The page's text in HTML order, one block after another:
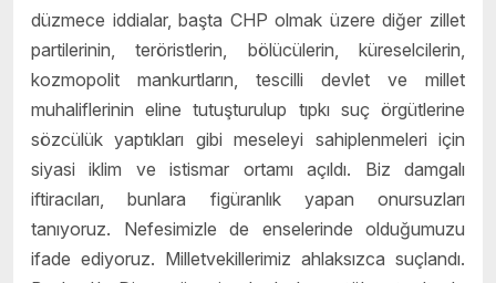
düzmece iddialar, başta CHP olmak üzere diğer zillet
partilerinin, teröristlerin, bölücülerin, küreselcilerin,
kozmopolit mankurtların, tescilli devlet ve millet
muhaliflerinin eline tutuşturulup tıpkı suç örgütlerine
sözcülük yaptıkları gibi meseleyi sahiplenmeleri için
siyasi iklim ve istismar ortamı açıldı. Biz damgalı
iftiracıları, bunlara figüranlık yapan onursuzları
tanıyoruz. Nefesimizle de enselerinde olduğumuzu
ifade ediyoruz. Milletvekillerimiz ahlaksızca suçlandı.